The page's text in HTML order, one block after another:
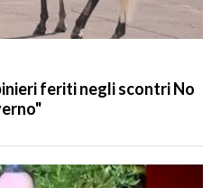
feriti negli scontri No